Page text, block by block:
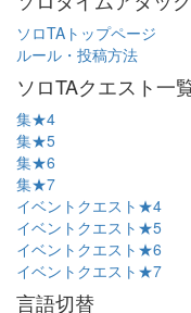
ソロTAトップページ
ルール・投稿方法
ソロTAクエスト一
集★4
集★5
集★6
集★7
イベントクエスト★4
イベントクエスト★5
イベントクエスト★6
イベントクエスト★7
言語切替